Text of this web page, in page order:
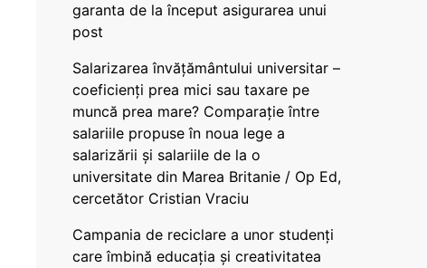
garanta de la început asigurarea unui
post
Salarizarea învățământului universitar –
coeficienți prea mici sau taxare pe
muncă prea mare? Comparație între
salariile propuse în noua lege a
salarizării și salariile de la o
universitate din Marea Britanie / Op Ed,
cercetător Cristian Vraciu
Campania de reciclare a unor studenți
care îmbină educația și creativitatea